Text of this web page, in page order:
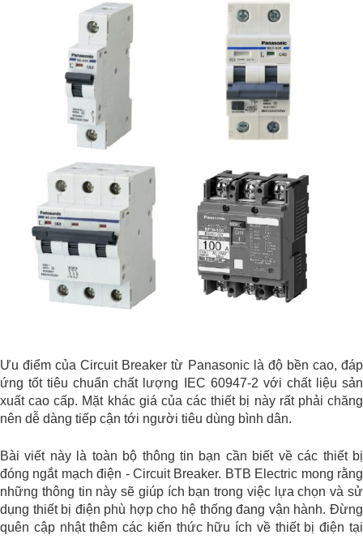
Ưu điểm của Circuit Breaker từ Panasonic là độ bền cao, đáp
ứng tốt tiêu chuẩn chất lượng IEC 60947-2 với chất liệu sản
xuất cao cấp. Mặt khác giá của các thiết bị này rất phải chăng
nên dễ dàng tiếp cận tới người tiêu dùng bình dân.
Bài viết này là toàn bộ thông tin bạn cần biết về các thiết bị
đóng ngắt mạch điện - Circuit Breaker. BTB Electric mong rằng
những thông tin này sẽ giúp ích bạn trong việc lựa chọn và sử
dụng thiết bị điện phù hợp cho hệ thống đang vận hành. Đừng
quên cập nhật thêm các kiến thức hữu ích về thiết bị điện tại